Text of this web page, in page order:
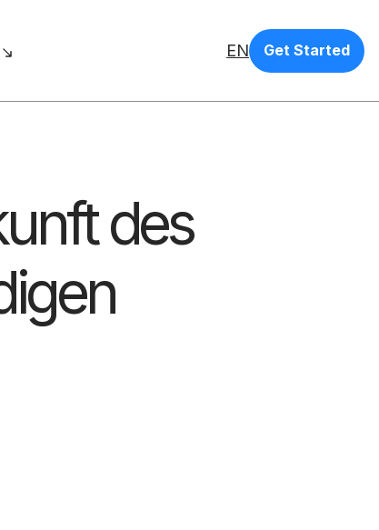
EN Get Started
des